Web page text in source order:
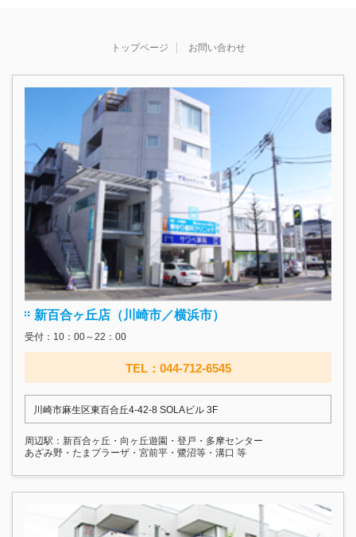
トップページ お問い合わせ
新百合ヶ丘店（川崎市／横浜市）
受付：10：00～22：00
TEL：044-712-6545
川崎市麻生区東百合丘4-42-8 SOLAビル 3F
周辺駅：新百合ヶ丘・向ヶ丘遊園・登戸・多摩センター
あざみ野・たまプラーザ・宮前平・鷺沼等・溝口 等